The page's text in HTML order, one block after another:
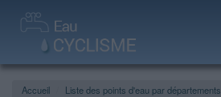
Accueil Liste des points d'eau par départements